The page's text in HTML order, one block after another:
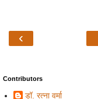
‹
Contributors
डॉ. रत्ना वर्मा